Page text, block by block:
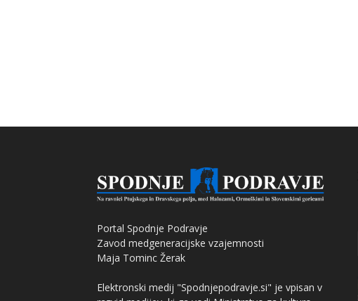
Portal Spodnje Podravje
Zavod medgeneracijske vzajemnosti
Maja Tominc Žerak
Elektronski medij "Spodnjepodravje.si" je vpisan v